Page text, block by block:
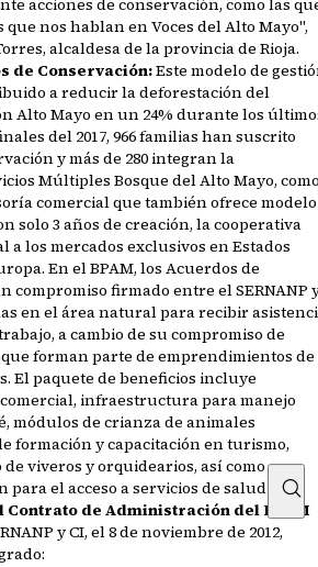
acciones de conservación, como las
nos hablan en Voces del Alto Mayo",
alcaldesa de la provincia de Rioja.
de Conservación:Este modelo de
a reducir la deforestación del
Alto Mayo en un 24% durante los
del 2017, 966 familias han suscrito
y más de 280 integran la
Múltiples Bosque del Alto Mayo,
comercial que también ofrece modelo
solo 3 años de creación, la cooperativa
a los mercados exclusivos en Estados
En el BPAM, los Acuerdos de
compromiso firmado entre el SERNANP
en el área natural para recibir
a cambio de su compromiso de
forman parte de emprendimientos de
El paquete de beneficios incluye
infraestructura para manejo
módulos de crianza de animales
formación y capacitación en turismo,
viveros y orquidearios, así como
el acceso a servicios de salud y
Contrato de Administración del BPAM
y CI, el 8 de noviembre de 2012,